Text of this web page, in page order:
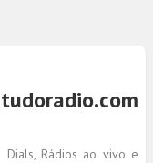
Rádios ao vivo e